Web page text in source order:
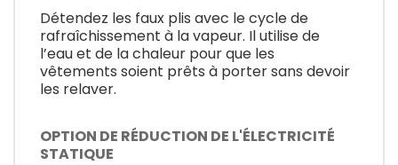
Détendez les faux plis avec le cycle de
rafraîchissement à la vapeur. Il utilise de
l’eau et de la chaleur pour que les
vêtements soient prêts à porter sans devoir
les relaver.
OPTION DE RÉDUCTION DE L'ÉLECTRICITÉ
STATIQUE